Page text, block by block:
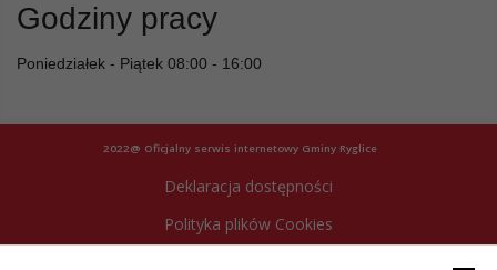
Godziny pracy
Poniedziałek - Piątek 08:00 - 16:00
2022@ Oficjalny serwis internetowy Gminy Ryglice
Deklaracja dostępności
Polityka plików Cookies